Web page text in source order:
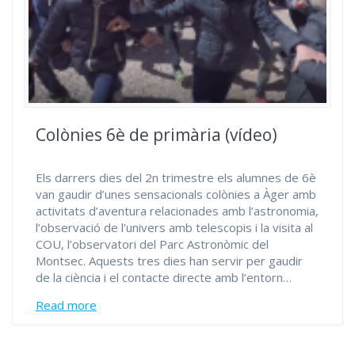
Colònies 6è de primària (vídeo)
Els darrers dies del 2n trimestre els alumnes de 6è
van gaudir d’unes sensacionals colònies a Àger amb
activitats d’aventura relacionades amb l’astronomia,
l’observació de l’univers amb telescopis i la visita al
COU, l’observatori del Parc Astronòmic del
Montsec. Aquests tres dies han servir per gaudir
de la ciència i el contacte directe amb l’entorn…
Read more